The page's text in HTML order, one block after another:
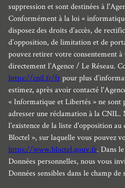
suppression et sont destinées à
Conformément à la loi «
disposez des droits d’accès, de
d’opposition, de limitation et de
pouvez retirer votre consentement
directement l’Agence / Le Réseau.
https://cnil.fr/frpour plus
estimez, après avoir contacté
« Informatique et Libertés » ne sont
adresser une réclamation à la
l’existence de la liste d'opposition
Bloctel », sur laquelle vous pouvez
https://www.bloctel.gouv.fr. Dans
Données personnelles, nous vous
Données sensibles dans le champ de